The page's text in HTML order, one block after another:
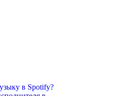
в Spotify?